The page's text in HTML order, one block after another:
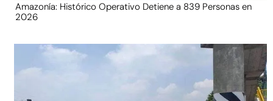
Amazonía: Histórico Operativo Detiene a 839 Personas en
2026